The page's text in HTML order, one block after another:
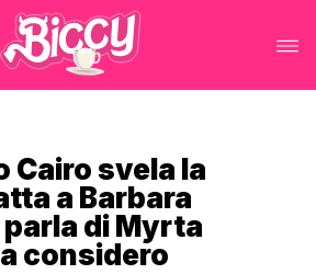
Cairo svela la
a Barbara
parla di Myrta
considero